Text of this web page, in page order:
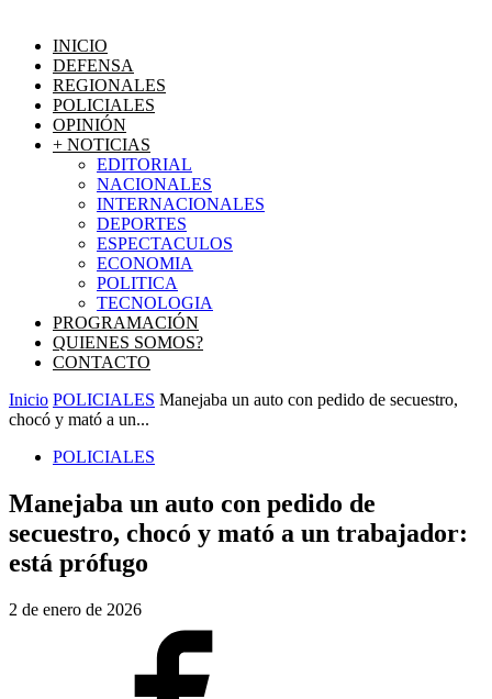
INICIO
DEFENSA
REGIONALES
POLICIALES
OPINIÓN
+ NOTICIAS
EDITORIAL
NACIONALES
INTERNACIONALES
DEPORTES
ESPECTACULOS
ECONOMIA
POLITICA
TECNOLOGIA
PROGRAMACIÓN
QUIENES SOMOS?
CONTACTO
Inicio POLICIALES Manejaba un auto con pedido de secuestro,
chocó y mató a un...
POLICIALES
Manejaba un auto con pedido de
secuestro, chocó y mató a un trabajador:
está prófugo
2 de enero de 2026